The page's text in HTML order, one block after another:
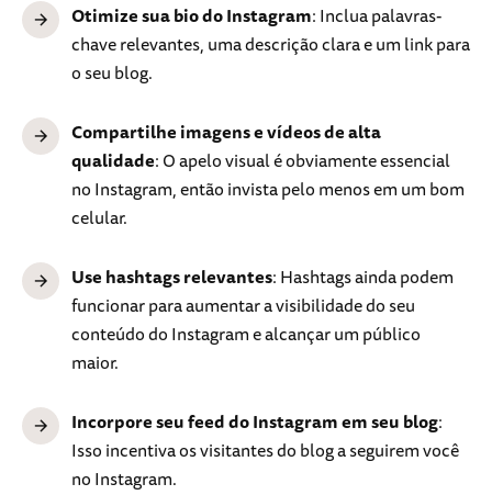
Otimize sua bio do Instagram: Inclua palavras-
chave relevantes, uma descrição clara e um link para
o seu blog.
Compartilhe imagens e vídeos de alta
qualidade: O apelo visual é obviamente essencial
no Instagram, então invista pelo menos em um bom
celular.
Use hashtags relevantes: Hashtags ainda podem
funcionar para aumentar a visibilidade do seu
conteúdo do Instagram e alcançar um público
maior.
Incorpore seu feed do Instagram em seu blog:
Isso incentiva os visitantes do blog a seguirem você
no Instagram.